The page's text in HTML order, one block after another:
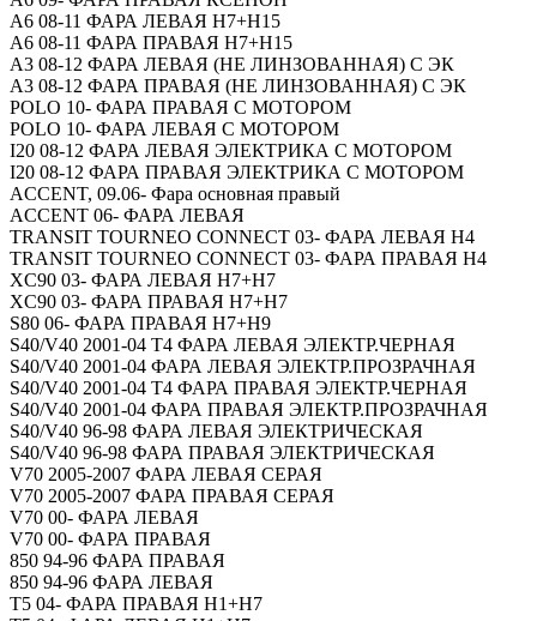
A6 08-11 ФАРА ЛЕВАЯ H7+H15
A6 08-11 ФАРА ПРАВАЯ H7+H15
A3 08-12 ФАРА ЛЕВАЯ (НЕ ЛИНЗОВАННАЯ) С ЭК
A3 08-12 ФАРА ПРАВАЯ (НЕ ЛИНЗОВАННАЯ) С ЭК
POLO 10- ФАРА ПРАВАЯ С МОТОРОМ
POLO 10- ФАРА ЛЕВАЯ С МОТОРОМ
I20 08-12 ФАРА ЛЕВАЯ ЭЛЕКТРИКА С МОТОРОМ
I20 08-12 ФАРА ПРАВАЯ ЭЛЕКТРИКА С МОТОРОМ
ACCENT, 09.06- Фара основная правый
ACCENT 06- ФАРА ЛЕВАЯ
TRANSIT TOURNEO CONNECT 03- ФАРА ЛЕВАЯ H4
TRANSIT TOURNEO CONNECT 03- ФАРА ПРАВАЯ H4
XC90 03- ФАРА ЛЕВАЯ H7+Н7
XC90 03- ФАРА ПРАВАЯ H7+Н7
S80 06- ФАРА ПРАВАЯ H7+H9
S40/V40 2001-04 Т4 ФАРА ЛЕВАЯ ЭЛЕКТР.ЧЕРНАЯ
S40/V40 2001-04 ФАРА ЛЕВАЯ ЭЛЕКТР.ПРОЗРАЧНАЯ
S40/V40 2001-04 Т4 ФАРА ПРАВАЯ ЭЛЕКТР.ЧЕРНАЯ
S40/V40 2001-04 ФАРА ПРАВАЯ ЭЛЕКТР.ПРОЗРАЧНАЯ
S40/V40 96-98 ФАРА ЛЕВАЯ ЭЛЕКТРИЧЕСКАЯ
S40/V40 96-98 ФАРА ПРАВАЯ ЭЛЕКТРИЧЕСКАЯ
V70 2005-2007 ФАРА ЛЕВАЯ СЕРАЯ
V70 2005-2007 ФАРА ПРАВАЯ СЕРАЯ
V70 00- ФАРА ЛЕВАЯ
V70 00- ФАРА ПРАВАЯ
850 94-96 ФАРА ПРАВАЯ
850 94-96 ФАРА ЛЕВАЯ
T5 04- ФАРА ПРАВАЯ Н1+H7